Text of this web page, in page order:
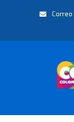
Correo